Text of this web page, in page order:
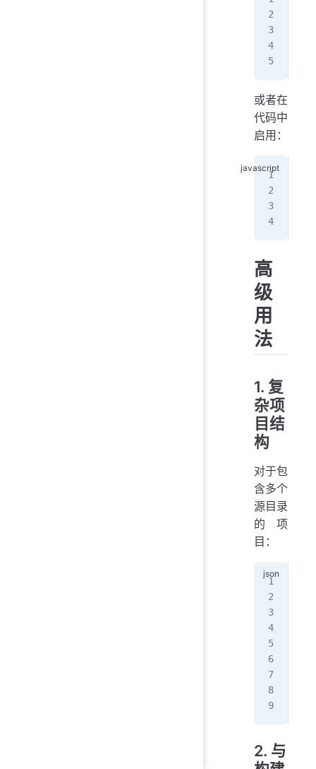
或者在
代码中
启用：
高
级
用
法
1. 复
杂项
目结
构
对于包
含多个
源目录
的项
目：
2. 与